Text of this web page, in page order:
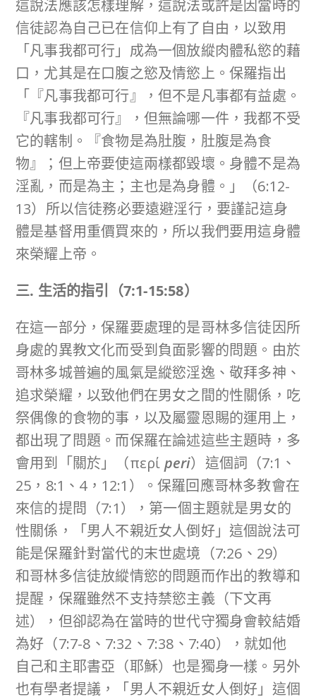
這說法應該怎樣理解，這說法或許是因當時的
信徒認為自己已在信仰上有了自由，以致用
「凡事我都可行」成為一個放縱肉體私慾的藉
口，尤其是在口腹之慾及情慾上。保羅指出
「『凡事我都可行』，但不是凡事都有益處。
『凡事我都可行』，但無論哪一件，我都不受
它的轄制。『食物是為肚腹，肚腹是為食
物』；但上帝要使這兩樣都毀壞。身體不是為
淫亂，而是為主；主也是為身體。」（6:12-
13）所以信徒務必要遠避淫行，要謹記這身
體是基督用重價買來的，所以我們要用這身體
來榮耀上帝。
三. 生活的指引（7:1-15:58）
在這一部分，保羅要處理的是哥林多信徒因所
身處的異教文化而受到負面影響的問題。由於
哥林多城普遍的風氣是縱慾淫逸、敬拜多神、
追求榮耀，以致他們在男女之間的性關係，吃
祭偶像的食物的事，以及屬靈恩賜的運用上，
都出現了問題。而保羅在論述這些主題時，多
會用到「關於」（περί peri）這個詞（7:1、
25，8:1、4，12:1）。保羅回應哥林多教會在
來信的提問（7:1），第一個主題就是男女的
性關係，「男人不親近女人倒好」這個說法可
能是保羅針對當代的末世處境（7:26、29）
和哥林多信徒放縱情慾的問題而作出的教導和
提醒，保羅雖然不支持禁慾主義（下文再
述），但卻認為在當時的世代守獨身會較結婚
為好（7:7-8、7:32、7:38、7:40），就如他
自己和主耶書亞（耶穌）也是獨身一樣。另外
也有學者提議，「男人不親近女人倒好」這個